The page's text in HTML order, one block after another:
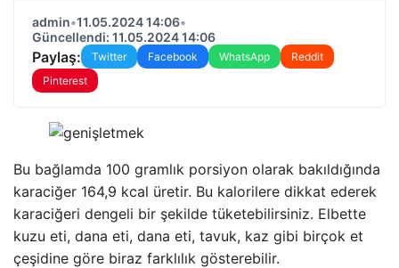
admin•11.05.2024 14:06•
Güncellendi: 11.05.2024 14:06
Paylaş: Twitter Facebook WhatsApp
Reddit
Pinterest
Bu bağlamda 100 gramlık porsiyon olarak bakıldığında
karaciğer 164,9 kcal üretir. Bu kalorilere dikkat ederek
karaciğeri dengeli bir şekilde tüketebilirsiniz. Elbette
kuzu eti, dana eti, dana eti, tavuk, kaz gibi birçok et
çeşidine göre biraz farklılık gösterebilir.